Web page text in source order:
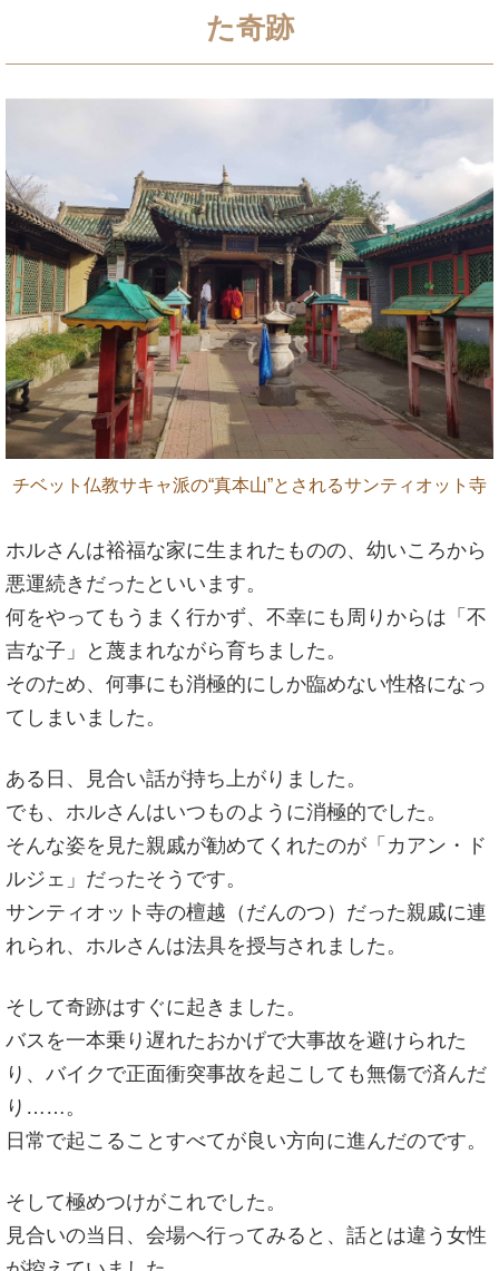
た奇跡
チベット仏教サキャ派の“真本山”とされるサンティオット寺
ホルさんは裕福な家に生まれたものの、幼いころから
悪運続きだったといいます。
何をやってもうまく行かず、不幸にも周りからは「不
吉な子」と蔑まれながら育ちました。
そのため、何事にも消極的にしか臨めない性格になっ
てしまいました。
ある日、見合い話が持ち上がりました。
でも、ホルさんはいつものように消極的でした。
そんな姿を見た親戚が勧めてくれたのが「カアン・ド
ルジェ」だったそうです。
サンティオット寺の檀越（だんのつ）だった親戚に連
れられ、ホルさんは法具を授与されました。
そして奇跡はすぐに起きました。
バスを一本乗り遅れたおかげで大事故を避けられた
り、バイクで正面衝突事故を起こしても無傷で済んだ
り……。
日常で起こることすべてが良い方向に進んだのです。
そして極めつけがこれでした。
見合いの当日、会場へ行ってみると、話とは違う女性